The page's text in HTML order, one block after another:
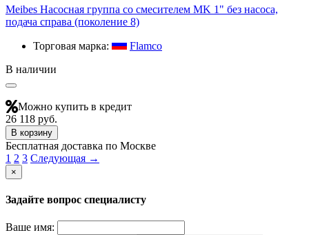
Meibes Насосная группа со смесителем MK 1" без насоса,
подача справа (поколение 8)
Торговая марка:
Flamco
В наличии
Можно купить в кредит
26 118 руб.
В корзину
Бесплатная доставка по Москве
1 2 3 Следующая →
×
Задайте вопрос специалисту
Ваше имя: